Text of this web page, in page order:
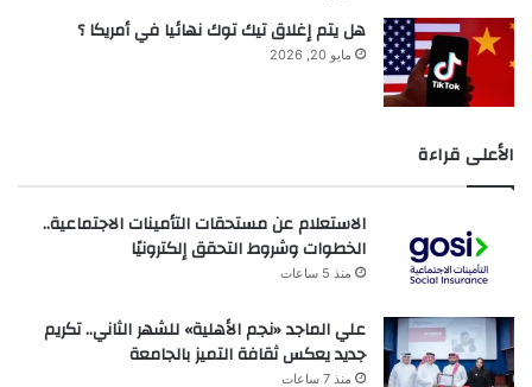
هل يتم إغلاق تيك توك نهائيا في أمريكا ؟
مايو 20, 2026
الأعلى قراءة
الاستعلام عن مستحقات التأمينات الاجتماعية..
الخطوات وشروط التحقق إلكترونيًا
منذ 5 ساعات
علي الماجد «نجم الأهلية» للشهر الثاني.. تكريم
جديد يعكس ثقافة التميز بالجامعة
منذ 7 ساعات